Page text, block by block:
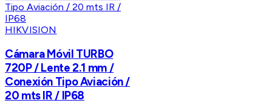
HIKVISION
Cámara Móvil TURBO
720P / Lente 2.1 mm /
Conexión Tipo Aviación /
20 mts IR / IP68